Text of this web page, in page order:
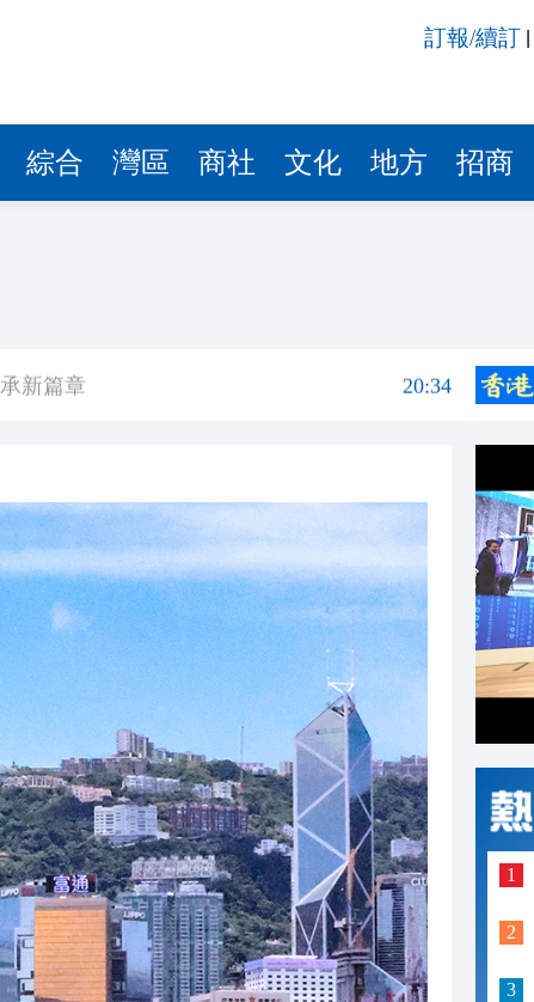
訂報/續訂
綜合 灣區 商社 文化 地方 招商
有權自主選擇合作夥伴
20:31
邁向現代
20:42
936億
新篇章
20:34
邁向現代
20:42
20:41
936億
20:40
新篇章
20:34
家有權自主選擇合作夥伴
20:31